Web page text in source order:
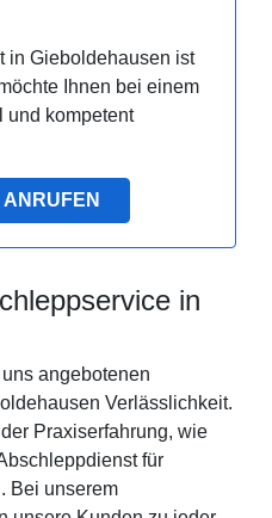
in Gieboldehausen ist
Ihnen bei einem
und kompetent
in
angebotenen
Verlässlichkeit.
Praxiserfahrung, wie
für
Bei unserem